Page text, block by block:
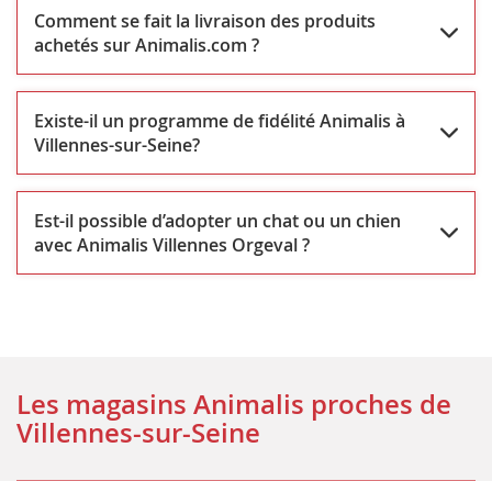
Comment se fait la livraison des produits
achetés sur Animalis.com ?
Existe-il un programme de fidélité Animalis à
Villennes-sur-Seine?
Est-il possible d’adopter un chat ou un chien
avec Animalis Villennes Orgeval ?
Les magasins Animalis proches de
Villennes-sur-Seine